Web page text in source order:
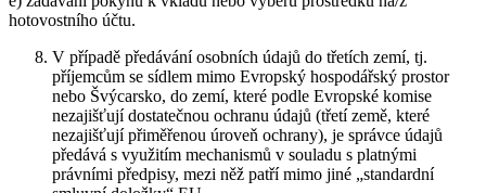
hotovostního účtu.
V případě předávání osobních údajů do třetích zemí, tj.
příjemcům se sídlem mimo Evropský hospodářský prostor
nebo Švýcarsko, do zemí, které podle Evropské komise
nezajišťují dostatečnou ochranu údajů (třetí země, které
nezajišťují přiměřenou úroveň ochrany), je správce údajů
předává s využitím mechanismů v souladu s platnými
právními předpisy, mezi něž patří mimo jiné „standardní